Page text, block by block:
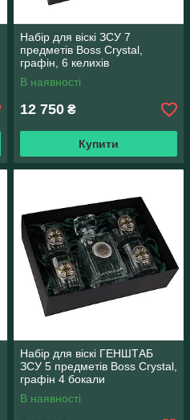
Набір для віскі ЗСУ 7
предметів Boss Crystal,
графін, 6 келихів
В наявності
12 750 ₴
Купити
Набір для віскі ГЕНШТАБ
ЗСУ 5 предметів Boss Crystal,
графін 4 бокали
В наявності